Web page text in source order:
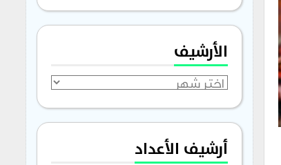
الأرشيف
الأرشيف
أرشيف الأعداد